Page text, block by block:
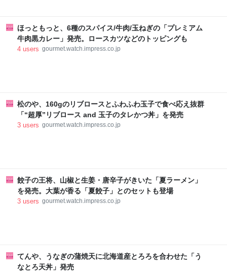
ほっともっと、6種のスパイス/牛肉/玉ねぎの「プレミアム
牛肉黒カレー」発売。ロースカツなどのトッピングも
4 users gourmet.watch.impress.co.jp
松のや、160gのリブロースとふわふわ玉子で食べ応え抜群
「“超厚”リブロース and 玉子のタレかつ丼」を発売
3 users gourmet.watch.impress.co.jp
餃子の王将、山椒と生姜・唐辛子がきいた「夏ラーメン」
を発売。大葉が香る「夏餃子」とのセットも登場
3 users gourmet.watch.impress.co.jp
てんや、うなぎの蒲焼天に北海道産とろろを合わせた「う
なとろ天丼」発売